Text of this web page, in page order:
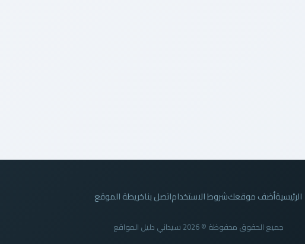
الرئيسيةأضف موقعكشروط الاستخداماتصل بناخريطة الموقع
جميع الحقوق محفوظة © 2026 سيداني دليل المواقع